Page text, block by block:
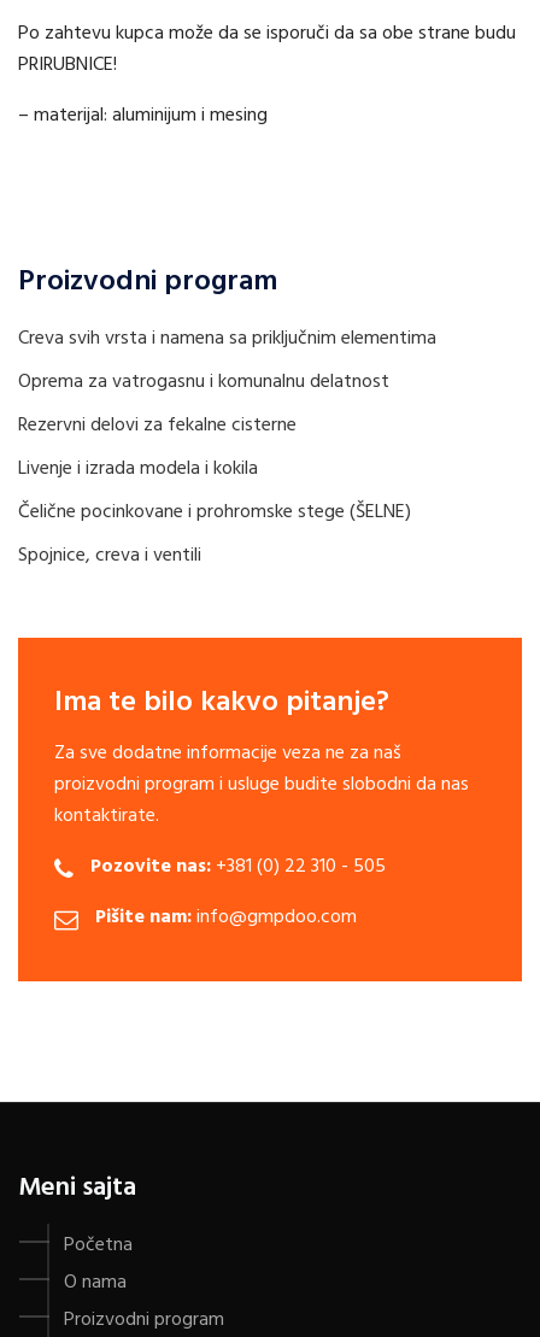
Proizvodni program
Creva svih vrsta i namena sa priključnim elementima
Oprema za vatrogasnu i komunalnu delatnost
Rezervni delovi za fekalne cisterne
Livenje i izrada modela i kokila
Čelične pocinkovane i prohromske stege (ŠELNE)
Spojnice, creva i ventili
Ima te bilo kakvo pitanje?
Za sve dodatne informacije veza ne za naš
proizvodni program i usluge budite slobodni da nas
kontaktirate.
Pozovite nas:+381 (0) 22 310 - 505
Pišite nam:info@gmpdoo.com
Po zahtevu kupca može da se isporuči da sa obe strane budu
PRIRUBNICE!
– materijal: aluminijum i mesing
Meni sajta
Početna
O nama
Proizvodni program